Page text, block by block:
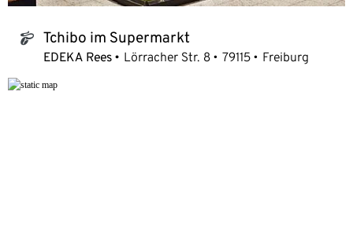
tchibo_logo Tchibo im Supermarkt
EDEKA Rees Lörracher Str. 8 79115 Freiburg